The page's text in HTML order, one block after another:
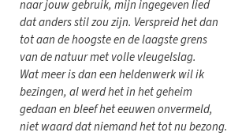
naar jouw gebruik, mijn ingegeven lied
dat anders stil zou zijn. Verspreid het dan
tot aan de hoogste en de laagste grens
van de natuur met volle vleugelslag.
Wat meer is dan een heldenwerk wil ik
bezingen, al werd het in het geheim
gedaan en bleef het eeuwen onvermeld,
niet waard dat niemand het tot nu bezong.